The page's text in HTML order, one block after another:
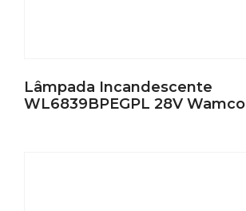
Lâmpada Incandescente
WL6839BPEGPL 28V Wamco